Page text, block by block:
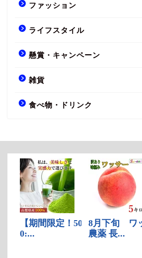
ファッション
ライフスタイル
懸賞・キャンペーン
雑貨
食べ物・ドリンク